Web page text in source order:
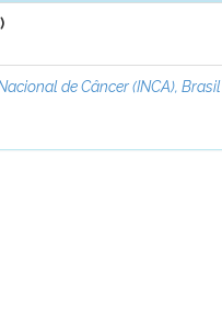
de Câncer (INCA), Brasil